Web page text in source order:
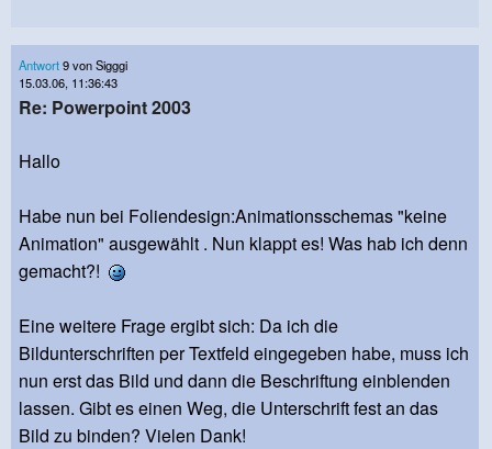
Antwort9 von Sigggi
15.03.06, 11:36:43
Re: Powerpoint 2003
Hallo
Habe nun bei Foliendesign:Animationsschemas "keine
Animation" ausgewählt . Nun klappt es! Was hab ich denn
gemacht?!
Eine weitere Frage ergibt sich: Da ich die
Bildunterschriften per Textfeld eingegeben habe, muss ich
nun erst das Bild und dann die Beschriftung einblenden
lassen. Gibt es einen Weg, die Unterschrift fest an das
Bild zu binden? Vielen Dank!